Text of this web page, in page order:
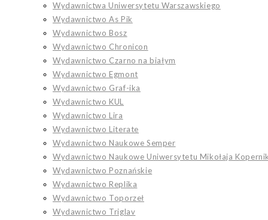
Wydawnictwa Uniwersytetu Warszawskiego
Wydawnictwo As Pik
Wydawnictwo Bosz
Wydawnictwo Chronicon
Wydawnictwo Czarno na białym
Wydawnictwo Egmont
Wydawnictwo Graf-ika
Wydawnictwo KUL
Wydawnictwo Lira
Wydawnictwo Literate
Wydawnictwo Naukowe Semper
Wydawnictwo Naukowe Uniwersytetu Mikołaja
Wydawnictwo Poznańskie
Wydawnictwo Replika
Wydawnictwo Toporzeł
Wydawnictwo Triglav